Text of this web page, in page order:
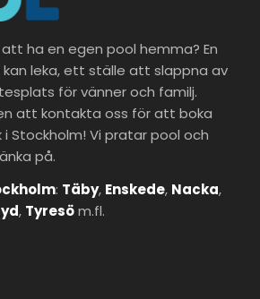
ha en egen pool hemma? En
leka, ett ställe att slappna av
för vänner och familj.
att kontakta oss för att boka
Stockholm! Vi pratar pool och
på.
: Täby, Enskede, Nacka,
, Tyresöm.fl.